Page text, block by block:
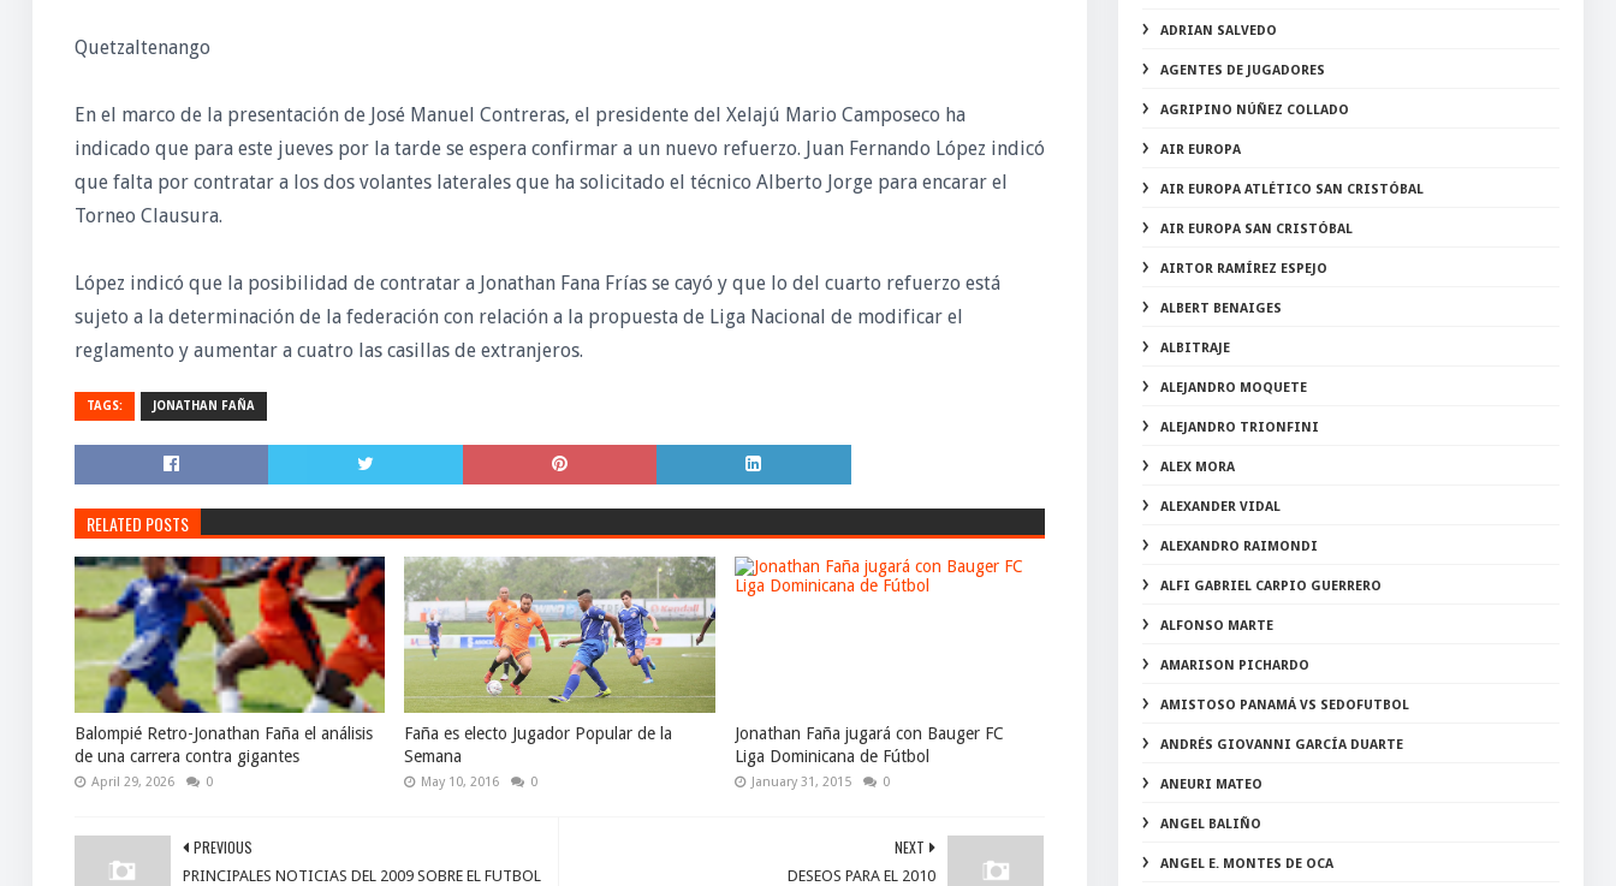
Quetzaltenango
En el marco de la presentación de José Manuel Contreras, el presidente del Xelajú Mario Camposeco ha
indicado que para este jueves por la tarde se espera confirmar a un nuevo refuerzo. Juan Fernando López indicó
que falta por contratar a los dos volantes laterales que ha solicitado el técnico Alberto Jorge para encarar el
Torneo Clausura.
López indicó que la posibilidad de contratar a Jonathan Fana Frías se cayó y que lo del cuarto refuerzo está
sujeto a la determinación de la federación con relación a la propuesta de Liga Nacional de modificar el
reglamento y aumentar a cuatro las casillas de extranjeros.
TAGS: JONATHAN FAÑA
RELATED POSTS
Balompié Retro-Jonathan Faña el análisis
de una carrera contra gigantes
April 29, 2026 0
Faña es electo Jugador Popular de la
Semana
May 10, 2016 0
Jonathan Faña jugará con Bauger FC
Liga Dominicana de Fútbol
January 31, 2015 0
NEXT
DESEOS PARA EL 2010
PREVIOUS
PRINCIPALES NOTICIAS DEL 2009 SOBRE EL FUTBOL
ADRIAN SALVEDO
AGENTES DE JUGADORES
AGRIPINO NÚÑEZ COLLADO
AIR EUROPA
AIR EUROPA ATLÉTICO SAN CRISTÓBAL
AIR EUROPA SAN CRISTÓBAL
AIRTOR RAMÍREZ ESPEJO
ALBERT BENAIGES
ALBITRAJE
ALEJANDRO MOQUETE
ALEJANDRO TRIONFINI
ALEX MORA
ALEXANDER VIDAL
ALEXANDRO RAIMONDI
ALFI GABRIEL CARPIO GUERRERO
ALFONSO MARTE
AMARISON PICHARDO
AMISTOSO PANAMÁ VS SEDOFUTBOL
ANDRÉS GIOVANNI GARCÍA DUARTE
ANEURI MATEO
ANGEL BALIÑO
ANGEL E. MONTES DE OCA